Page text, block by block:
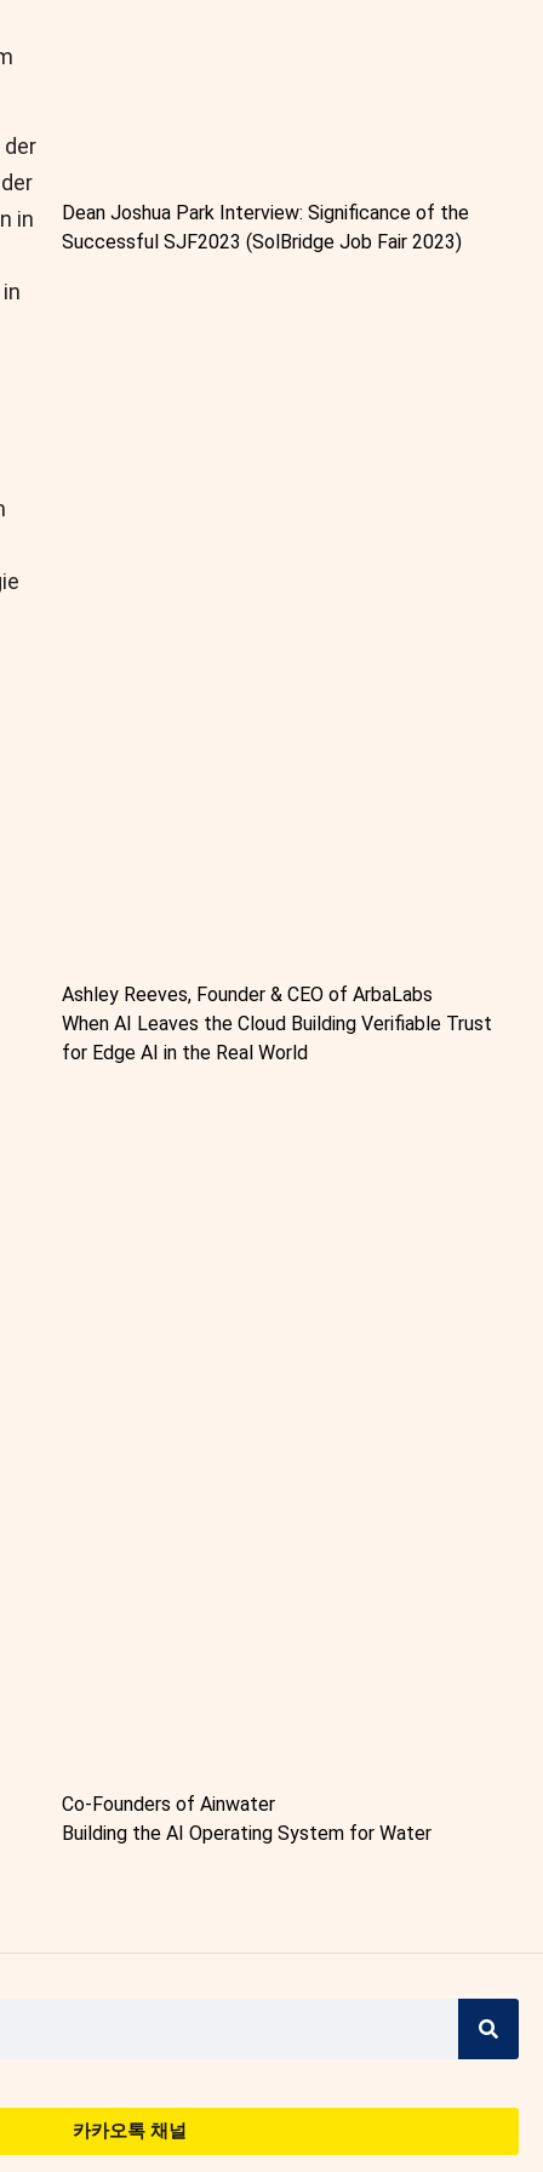
der
in
Dean Joshua Park Interview: Significance of the
Successful SJF2023 (SolBridge Job Fair 2023)
Ashley Reeves, Founder & CEO of ArbaLabs
When AI Leaves the Cloud Building Verifiable Trust
for Edge AI in the Real World
Co-Founders of Ainwater
Building the AI Operating System for Water
카카오톡 채널